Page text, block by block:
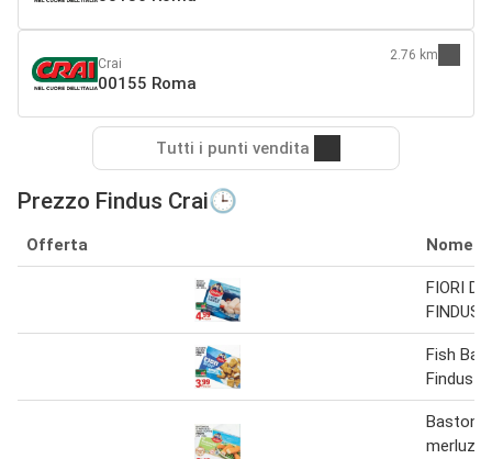
Crai
00155 Roma
2.76 km
Tutti i punti vendita
Prezzo Findus Crai🕒
Offerta Nome
FIORI DI
FINDUS
Fish Bar
Findus